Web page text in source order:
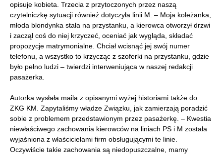
opisuje kobieta. Trzecia z przytoczonych przez naszą
czytelniczkę sytuacji również dotyczyła linii M. – Moja koleżanka,
młoda blondynka stała na przystanku, a kierowca otworzył drzwi
i zaczął coś do niej krzyczeć, oceniać jak wygląda, składać
propozycje matrymonialne. Chciał wcisnąć jej swój numer
telefonu, a wszystko to krzycząc z szoferki na przystanku, gdzie
było pełno ludzi – twierdzi interweniująca w naszej redakcji
pasażerka.
Autorka wysłała maila z opisanymi wyżej historiami także do
ZKG KM. Zapytaliśmy władze Związku, jak zamierzają poradzić
sobie z problemem przedstawionym przez pasażerkę. – Kwestia
niewłaściwego zachowania kierowców na liniach PS i M została
wyjaśniona z właścicielami firm obsługującymi te linie.
Oczywiście takie zachowania są niedopuszczalne, mamy